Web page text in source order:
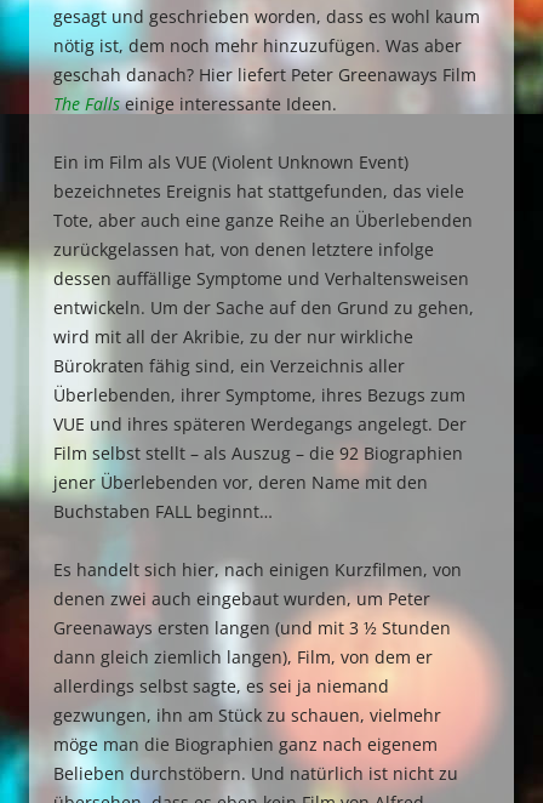
gesagt und geschrieben worden, dass es wohl kaum
nötig ist, dem noch mehr hinzuzufügen. Was aber
geschah danach? Hier liefert Peter Greenaways Film
The Fallseinige interessante Ideen.
Ein im Film als VUE (Violent Unknown Event)
bezeichnetes Ereignis hat stattgefunden, das viele
Tote, aber auch eine ganze Reihe an Überlebenden
zurückgelassen hat, von denen letztere infolge
dessen auffällige Symptome und Verhaltensweisen
entwickeln. Um der Sache auf den Grund zu gehen,
wird mit all der Akribie, zu der nur wirkliche
Bürokraten fähig sind, ein Verzeichnis aller
Überlebenden, ihrer Symptome, ihres Bezugs zum
VUE und ihres späteren Werdegangs angelegt. Der
Film selbst stellt – als Auszug – die 92 Biographien
jener Überlebenden vor, deren Name mit den
Buchstaben FALL beginnt…
Es handelt sich hier, nach einigen Kurzfilmen, von
denen zwei auch eingebaut wurden, um Peter
Greenaways ersten langen (und mit 3 ½ Stunden
dann gleich ziemlich langen), Film, von dem er
allerdings selbst sagte, es sei ja niemand
gezwungen, ihn am Stück zu schauen, vielmehr
möge man die Biographien ganz nach eigenem
Belieben durchstöbern. Und natürlich ist nicht zu